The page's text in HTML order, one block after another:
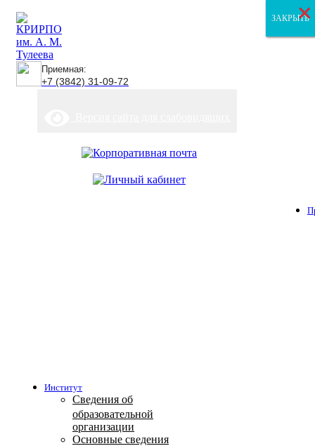
Приемная:
+7 (3842) 31-09-72
Институт
Сведения об
образовательной
организации
Основные сведения
ЗАКРЫТЬ
ЗАКРЫТЬ
ЗАКРЫТЬ
×
×
×